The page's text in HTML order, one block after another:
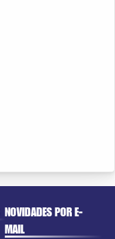
NOVIDADES POR E-
MAIL